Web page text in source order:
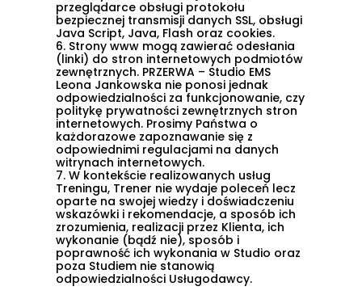
przeglądarce obsługi protokołu
bezpiecznej transmisji danych SSL, obsługi
Java Script, Java, Flash oraz cookies.
6. Strony www mogą zawierać odesłania
(linki) do stron internetowych podmiotów
zewnętrznych. PRZERWA – Studio EMS
Leona Jankowska nie ponosi jednak
odpowiedzialności za funkcjonowanie, czy
politykę prywatności zewnętrznych stron
internetowych. Prosimy Państwa o
każdorazowe zapoznawanie się z
odpowiednimi regulacjami na danych
witrynach internetowych.
7. W kontekście realizowanych usług
Treningu, Trener nie wydaje poleceń lecz
oparte na swojej wiedzy i doświadczeniu
wskazówki i rekomendacje, a sposób ich
zrozumienia, realizacji przez Klienta, ich
wykonanie (bądź nie), sposób i
poprawność ich wykonania w Studio oraz
poza Studiem nie stanowią
odpowiedzialności Usługodawcy.